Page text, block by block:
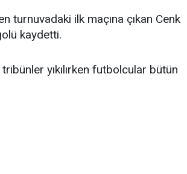
turnuvadaki ilk maçına çıkan Cenk
kaydetti.
yıkılırken futbolcular bütün